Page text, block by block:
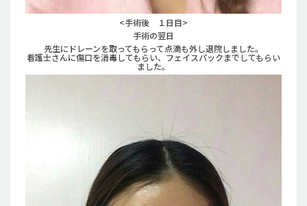
<手術後 １日目>
手術の翌日
先生にドレーンを取ってもらって点滴も外し退院しました。
看護士さんに傷口を消毒してもらい、フェイスパックまでしてもらい
ました。